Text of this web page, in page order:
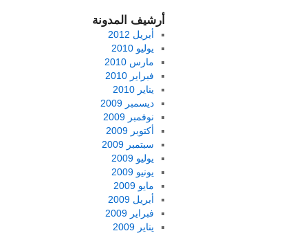
أرشيف المدونة
أبريل 2012
يوليو 2010
مارس 2010
فبراير 2010
يناير 2010
ديسمبر 2009
نوفمبر 2009
أكتوبر 2009
سبتمبر 2009
يوليو 2009
يونيو 2009
مايو 2009
أبريل 2009
فبراير 2009
يناير 2009